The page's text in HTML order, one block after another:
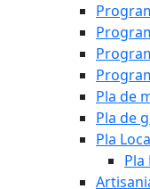
Pla de
Pla de
Pla